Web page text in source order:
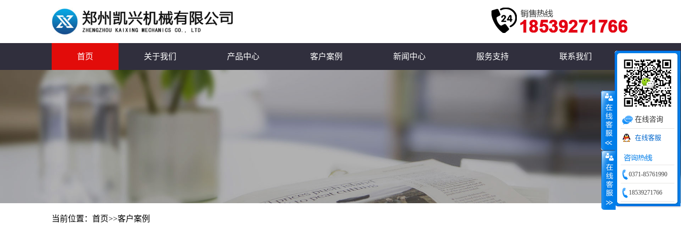
首页 关于我们 产品中心 客户案例 新闻中心 服务支持 联系我们
当前位置： 首页>>客户案例
在线咨询
在线客服
0371-85761990
18539271766